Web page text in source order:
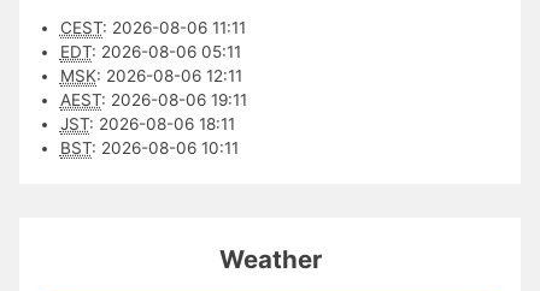
CEST: 2026-08-06 11:11
EDT: 2026-08-06 05:11
MSK: 2026-08-06 12:11
AEST: 2026-08-06 19:11
JST: 2026-08-06 18:11
BST: 2026-08-06 10:11
Weather